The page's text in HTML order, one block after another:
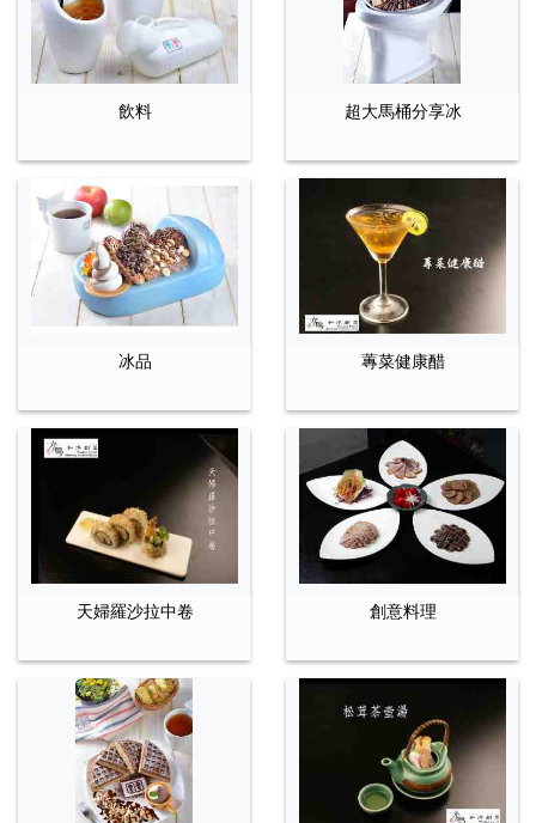
飲料 超大馬桶分享冰
冰品 蓴菜健康醋
天婦羅沙拉中卷 創意料理